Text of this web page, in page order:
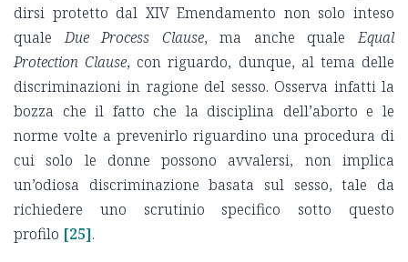
dirsi protetto dal XIV Emendamento non solo inteso
qualeDue Process Clause, ma anche qualeEqual
Protection Clause, con riguardo, dunque, al tema delle
discriminazioni in ragione del sesso. Osserva infatti la
bozza che il fatto che la disciplina dell’aborto e le
norme volte a prevenirlo riguardino una procedura di
cui solo le donne possono avvalersi, non implica
un’odiosa discriminazione basata sul sesso, tale da
richiedere uno scrutinio specifico sotto questo
profilo [25].